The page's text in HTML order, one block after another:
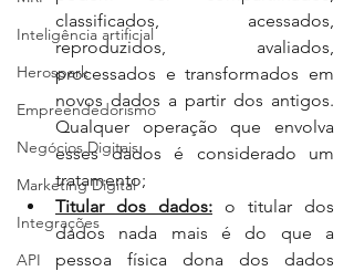
Inteligência artificial
Herospark
Empreendedorismo
Negócios Digitais
Marketing Digital
Integrações
API
classificados, acessados,
reproduzidos, avaliados,
processados e transformados em
novos dados a partir dos antigos.
Qualquer operação que envolva
esses dados é considerado um
tratamento;
Titular dos dados: o titular dos
dados nada mais é do que a
pessoa física dona dos dados